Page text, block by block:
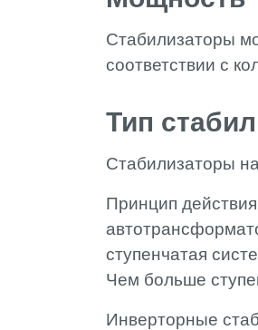
Стабилизаторы
соответствии с
Тип
Стабилизаторы
Принцип
ступенчатая
Чем больше
Инверторные